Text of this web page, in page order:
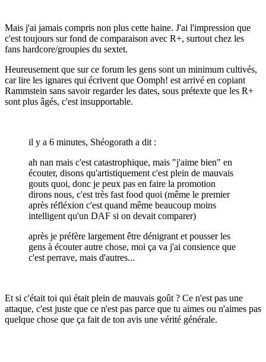
Mais j'ai jamais compris non plus cette haine. J'ai l'impression que
c'est toujours sur fond de comparaison avec R+, surtout chez les
fans hardcore/groupies du sextet.
Heureusement que sur ce forum les gens sont un minimum cultivés,
car lire les ignares qui écrivent que Oomph! est arrivé en copiant
Rammstein sans savoir regarder les dates, sous prétexte que les R+
sont plus âgés, c'est insupportable.
il y a 6 minutes, Shéogorath a dit :
ah nan mais c'est catastrophique, mais "j'aime bien" en
écouter, disons qu'artistiquement c'est plein de mauvais
gouts quoi, donc je peux pas en faire la promotion
dirons nous, c'est très fast food quoi (même le premier
après réfléxion c'est quand même beaucoup moins
intelligent qu'un DAF si on devait comparer)
après je préfère largement être dénigrant et pousser les
gens à écouter autre chose, moi ça va j'ai consience que
c'est perrave, mais d'autres...
Et si c'était toi qui était plein de mauvais goût ? Ce n'est pas une
attaque, c'est juste que ce n'est pas parce que tu aimes ou n'aimes pas
quelque chose que ça fait de ton avis une vérité générale.